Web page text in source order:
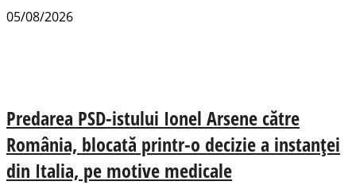
05/08/2026
Predarea PSD-istului Ionel Arsene către
România, blocată printr-o decizie a instanței
din Italia, pe motive medicale